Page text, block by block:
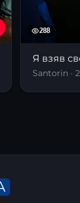
288
Я взяв
Santorin ·